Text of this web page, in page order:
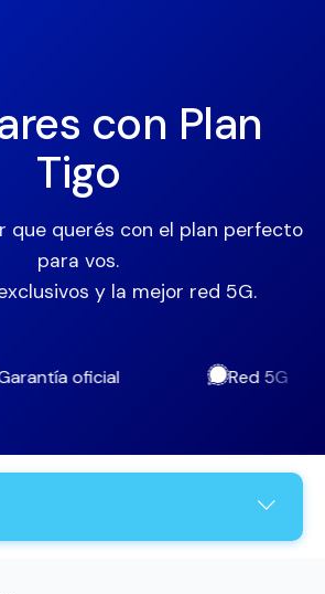
con Plan
Tigo
que querés con el plan perfecto
para vos.
y la mejor red 5G.
oficial Red 5G